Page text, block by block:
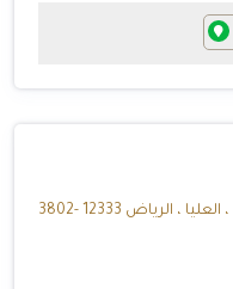
8592 طريق الملك فهد ، برج توليب ، العليا ، الرياض 12333 -3802